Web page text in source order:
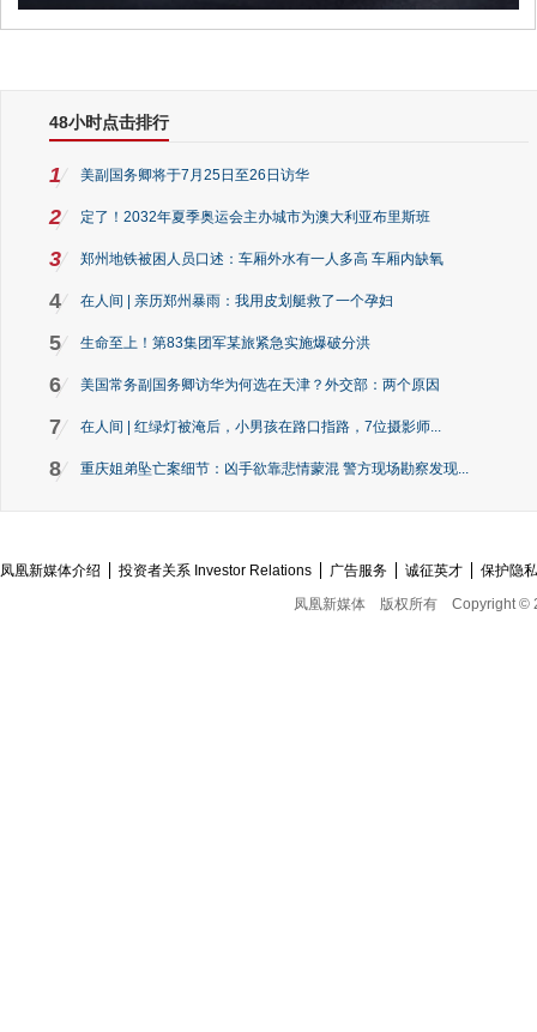
48小时点击排行
1 美副国务卿将于7月25日至26日访华
2 定了！2032年夏季奥运会主办城市为澳大利亚布里斯班
3 郑州地铁被困人员口述：车厢外水有一人多高 车厢内缺氧
4 在人间 | 亲历郑州暴雨：我用皮划艇救了一个孕妇
5 生命至上！第83集团军某旅紧急实施爆破分洪
6 美国常务副国务卿访华为何选在天津？外交部：两个原因
7 在人间 | 红绿灯被淹后，小男孩在路口指路，7位摄影师...
8 重庆姐弟坠亡案细节：凶手欲靠悲情蒙混 警方现场勘察发现...
凤凰新媒体介绍 投资者关系 Investor Relations 广告服务 诚征英才
保护隐
凤凰新媒体
版权所有 Copyright ©